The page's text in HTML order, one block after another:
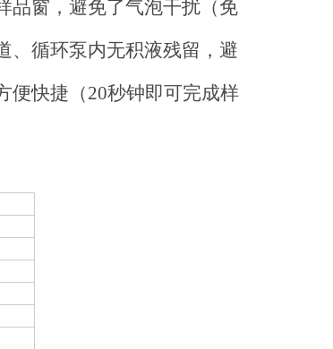
品窗，避免了气泡干扰（免
、循环泵内无积液残留，避
便快捷（20秒钟即可完成样